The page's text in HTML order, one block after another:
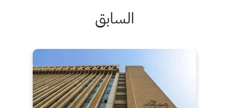
السابق